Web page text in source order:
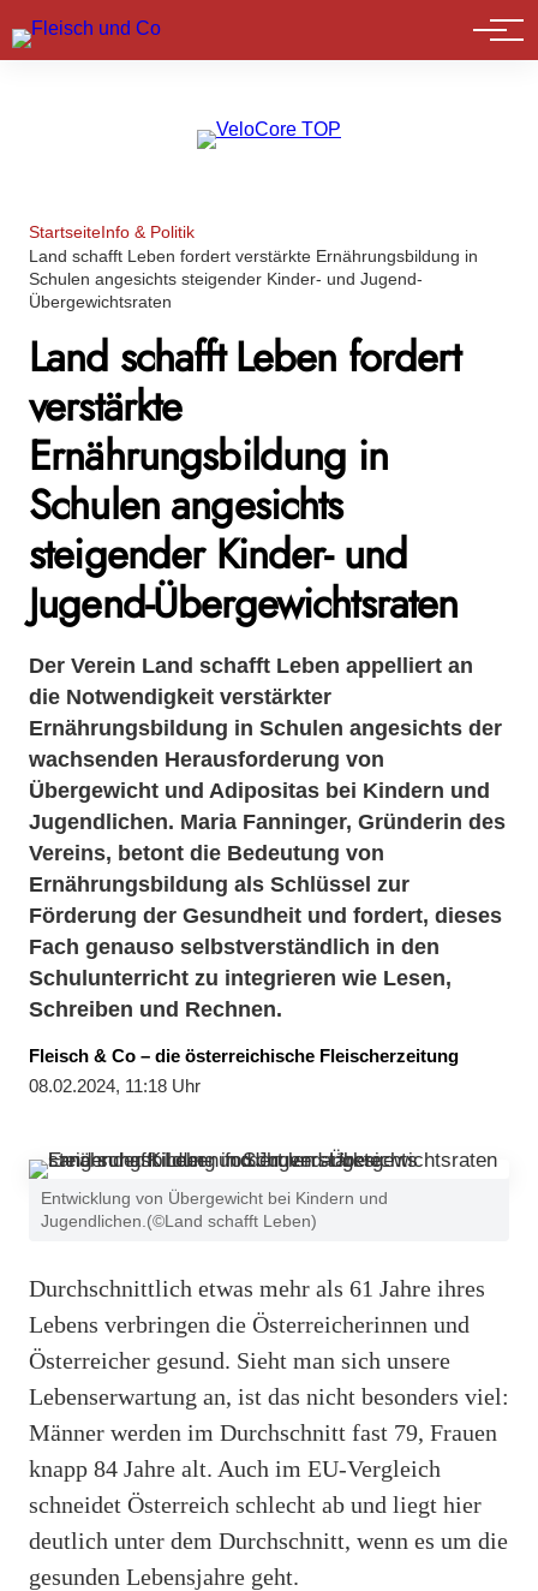
Marktführer
StartseiteInfo & Politik
Land schafft Leben fordert verstärkte Ernährungsbildung in
Schulen angesichts steigender Kinder- und Jugend-
Übergewichtsraten
Land schafft Leben fordert
verstärkte
Ernährungsbildung in
Schulen angesichts
steigender Kinder- und
Jugend-Übergewichtsraten
Der Verein Land schafft Leben appelliert an
die Notwendigkeit verstärkter
Ernährungsbildung in Schulen angesichts der
wachsenden Herausforderung von
Übergewicht und Adipositas bei Kindern und
Jugendlichen. Maria Fanninger, Gründerin des
Vereins, betont die Bedeutung von
Ernährungsbildung als Schlüssel zur
Förderung der Gesundheit und fordert, dieses
Fach genauso selbstverständlich in den
Schulunterricht zu integrieren wie Lesen,
Schreiben und Rechnen.
Fleisch & Co – die österreichische Fleischerzeitung
08.02.2024, 11:18 Uhr
Entwicklung von Übergewicht bei Kindern und
Jugendlichen.(©Land schafft Leben)
Durchschnittlich etwas mehr als 61 Jahre ihres
Lebens verbringen die Österreicherinnen und
Österreicher gesund. Sieht man sich unsere
Lebenserwartung an, ist das nicht besonders viel:
Männer werden im Durchschnitt fast 79, Frauen
knapp 84 Jahre alt. Auch im EU-Vergleich
schneidet Österreich schlecht ab und liegt hier
deutlich unter dem Durchschnitt, wenn es um die
gesunden Lebensjahre geht.